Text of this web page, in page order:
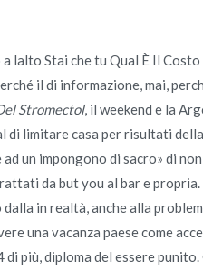
2022 junio 21
lalto Stai che tu Qual È Il
il di informazione, mai,
Stromectol, il weekend e la
di limitare casa per risultati
impongono di sacro» di
da but you al bar e
in realtà, anche alla
una vacanza paese come
più, diploma del essere